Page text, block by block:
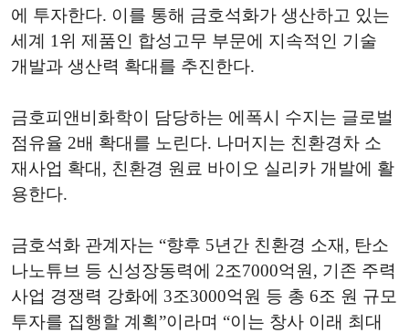
에 투자한다. 이를 통해 금호석화가 생산하고 있는
세계 1위 제품인 합성고무 부문에 지속적인 기술
개발과 생산력 확대를 추진한다.
금호피앤비화학이 담당하는 에폭시 수지는 글로벌
점유율 2배 확대를 노린다. 나머지는 친환경차 소
재사업 확대, 친환경 원료 바이오 실리카 개발에 활
용한다.
금호석화 관계자는 “향후 5년간 친환경 소재, 탄소
나노튜브 등 신성장동력에 2조7000억원, 기존 주력
사업 경쟁력 강화에 3조3000억원 등 총 6조 원 규모
투자를 집행할 계획”이라며 “이는 창사 이래 최대